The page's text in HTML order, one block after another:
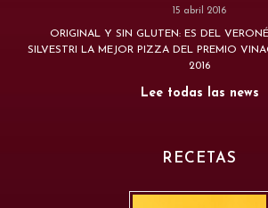
15 abril 2016
ORIGINAL Y SIN GLUTEN: ES DEL
SILVESTRI LA MEJOR PIZZA DEL PREMIO
2016
Lee todas las news
RECETAS